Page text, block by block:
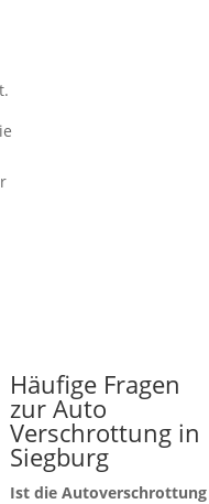
Häufige Fragen
zur Auto
Verschrottung in
Siegburg
Ist die Autoverschrottung